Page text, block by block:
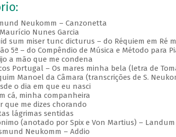
Neukomm – Canzonetta
Nunes Garcia
miser tunc dicturus – do Réquiem em Ré
– do Compêndio de Música e Método para
que me condena
– Os mares minha bela (letra de
Manoel da Câmara (transcrições de S.
dia em que eu nasci
minha companheira
me dizes chorando
sentidas
(anotado por Spix e Von Martius) – Landum
Neukomm – Addio​